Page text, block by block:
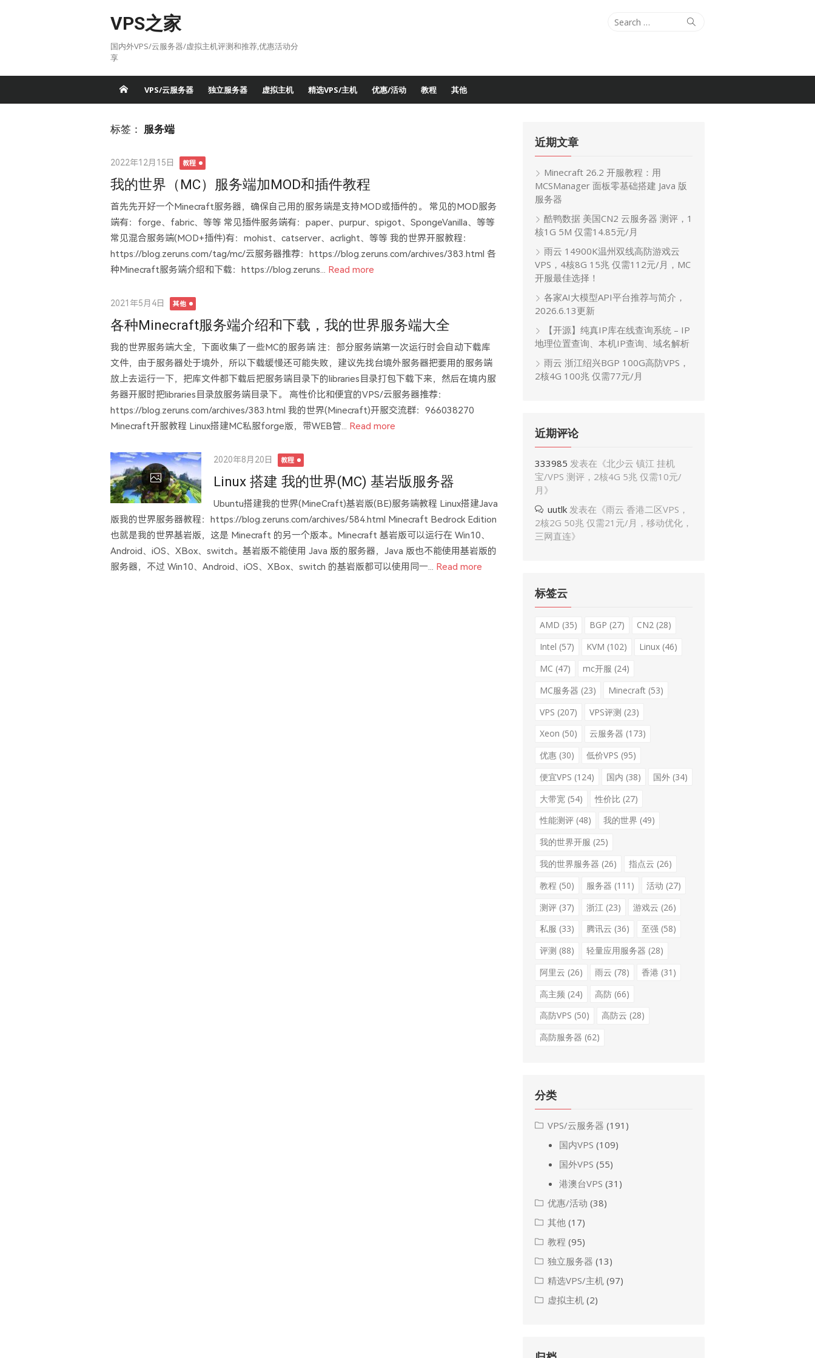
VPS之家
国内外VPS/云服务器/虚拟主机评测和推荐,优惠活动分
享
Search
Search
VPS/云服务器 独立服务器 虚拟主机 精选VPS/主机 优惠/活动 教程 其他
标签： 服务端
Posted
on
2022年12月15日 教程
我的世界（MC）服务端加MOD和插件教程
首先先开好一个Minecraft服务器，确保自己用的服务端是支持MOD或插件的。 常见的MOD服务
端有：forge、fabric、等等 常见插件服务端有：paper、purpur、spigot、SpongeVanilla、等等
常见混合服务端(MOD+插件)有：mohist、catserver、acrlight、等等 我的世界开服教程：
https://blog.zeruns.com/tag/mc/云服务器推荐：https://blog.zeruns.com/archives/383.html 各
种Minecraft服务端介绍和下载：https://blog.zeruns... Read more
Posted
on
2021年5月4日 其他
各种Minecraft服务端介绍和下载，我的世界服务端大全
我的世界服务端大全，下面收集了一些MC的服务端 注：部分服务端第一次运行时会自动下载库
文件，由于服务器处于境外，所以下载缓慢还可能失败，建议先找台境外服务器把要用的服务端
放上去运行一下，把库文件都下载后把服务端目录下的libraries目录打包下载下来，然后在境内服
务器开服时把libraries目录放服务端目录下。 高性价比和便宜的VPS/云服务器推荐：
https://blog.zeruns.com/archives/383.html 我的世界(Minecraft)开服交流群：966038270
Minecraft开服教程 Linux搭建MC私服forge版，带WEB管... Read more
Posted
2020年8月20日 教程
Linux 搭建 我的世界(MC) 基岩版服务器
Ubuntu搭建我的世界(MineCraft)基岩版(BE)服务端教程 Linux搭建Java
版我的世界服务器教程：https://blog.zeruns.com/archives/584.html Minecraft Bedrock Edition
也就是我的世界基岩版，这是 Minecraft 的另一个版本。Minecraft 基岩版可以运行在 Win10、
Android、iOS、XBox、switch。基岩版不能使用 Java 版的服务器，Java 版也不能使用基岩版的
服务器，不过 Win10、Android、iOS、XBox、switch 的基岩版都可以使用同一... Read more
近期文章
Minecraft 26.2 开服教程：用
MCSManager 面板零基础搭建 Java 版
服务器
酷鸭数据 美国CN2 云服务器 测评，1
核1G 5M 仅需14.85元/月
雨云 14900K温州双线高防游戏云
VPS，4核8G 15兆 仅需112元/月，MC
开服最佳选择！
各家AI大模型API平台推荐与简介，
2026.6.13更新
【开源】纯真IP库在线查询系统 – IP
地理位置查询、本机IP查询、域名解析
雨云 浙江绍兴BGP 100G高防VPS，
2核4G 100兆 仅需77元/月
近期评论
333985 发表在《北少云 镇江 挂机
宝/VPS 测评，2核4G 5兆 仅需10元/
月 》
uutlk 发表在《雨云 香港二区VPS，
2核2G 50兆 仅需21元/月，移动优化，
三网直连》
标签云
AMD (35) BGP (27) CN2 (28)
Intel (57) KVM (102) Linux (46)
MC (47) mc开服 (24)
MC服务器 (23) Minecraft (53)
VPS (207) VPS评测 (23)
Xeon (50) 云服务器 (173)
优惠 (30) 低价VPS (95)
便宜VPS (124) 国内 (38) 国外 (34)
大带宽 (54) 性价比 (27)
性能测评 (48) 我的世界 (49)
我的世界开服 (25)
我的世界服务器 (26) 指点云 (26)
教程 (50) 服务器 (111) 活动 (27)
测评 (37) 浙江 (23) 游戏云 (26)
私服 (33) 腾讯云 (36) 至强 (58)
评测 (88) 轻量应用服务器 (28)
阿里云 (26) 雨云 (78) 香港 (31)
高主频 (24) 高防 (66)
高防VPS (50) 高防云 (28)
高防服务器 (62)
分类
VPS/云服务器 (191)
国内VPS (109)
国外VPS (55)
港澳台VPS (31)
优惠/活动 (38)
其他 (17)
教程 (95)
独立服务器 (13)
精选VPS/主机 (97)
虚拟主机 (2)